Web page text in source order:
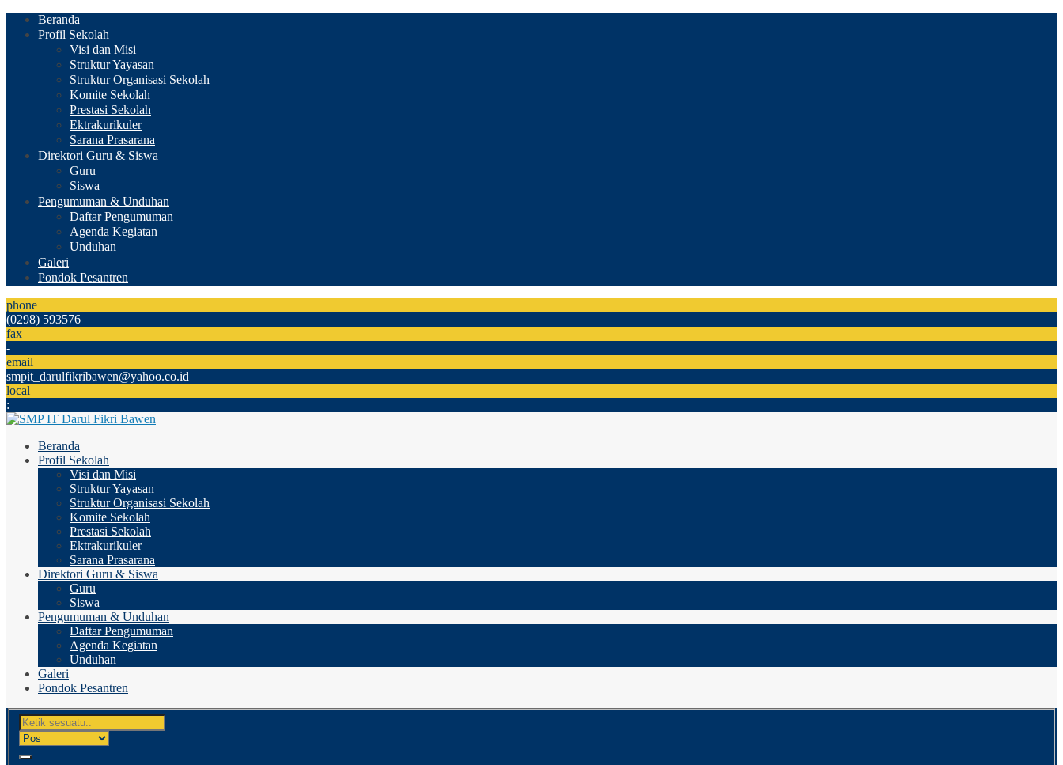
Beranda
Profil Sekolah
Visi dan Misi
Struktur Yayasan
Struktur Organisasi Sekolah
Komite Sekolah
Prestasi Sekolah
Ektrakurikuler
Sarana Prasarana
Direktori Guru & Siswa
Guru
Siswa
Pengumuman & Unduhan
Daftar Pengumuman
Agenda Kegiatan
Unduhan
Galeri
Pondok Pesantren
phone
(0298) 593576
fax
-
email
smpit_darulfikribawen@yahoo.co.id
local
:
Beranda
Profil Sekolah
Visi dan Misi
Struktur Yayasan
Struktur Organisasi Sekolah
Komite Sekolah
Prestasi Sekolah
Ektrakurikuler
Sarana Prasarana
Direktori Guru & Siswa
Guru
Siswa
Pengumuman & Unduhan
Daftar Pengumuman
Agenda Kegiatan
Unduhan
Galeri
Pondok Pesantren